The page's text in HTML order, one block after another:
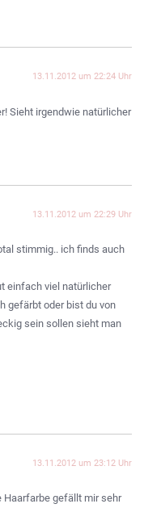
13.11.2012 um 22:24 Uhr
Sieht irgendwie natürlicher
13.11.2012 um 22:29 Uhr
stimmig.. ich finds auch
einfach viel natürlicher
gefärbt oder bist du von
sein sollen sieht man
13.11.2012 um 23:12 Uhr
Haarfarbe gefällt mir sehr